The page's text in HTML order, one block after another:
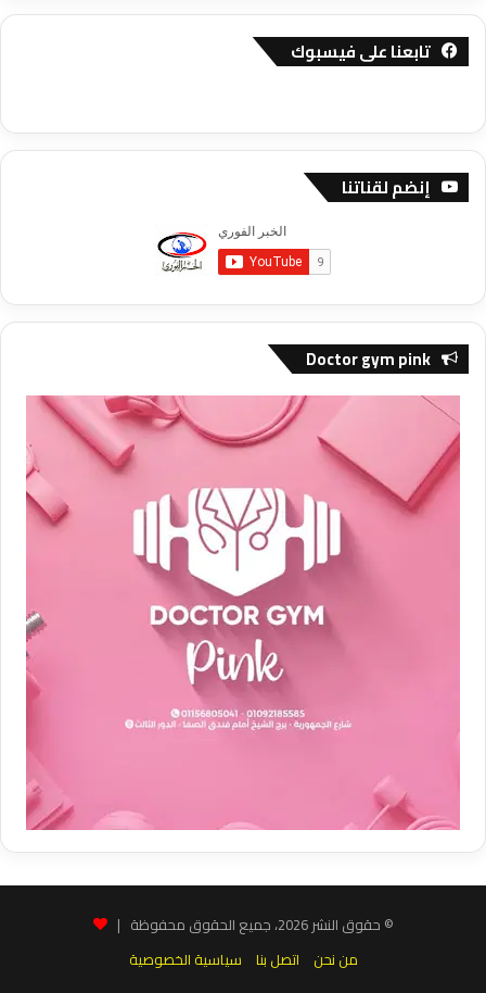
تابعنا على فيسبوك
إنضم لقناتنا
Doctor gym pink
© حقوق النشر 2026، جميع الحقوق محفوظة |
من نحن
اتصل بنا سياسية الخصوصية